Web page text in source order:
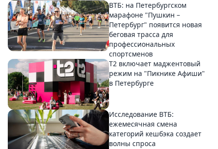
ВТБ: на Петербургском
марафоне "Пушкин –
Петербург" появится новая
беговая трасса для
профессиональных
спортсменов
Т2 включает маджентовый
режим на "Пикнике Афиши"
в Петербурге
Исследование ВТБ:
ежемесячная смена
категорий кешбэка создает
волны спроса